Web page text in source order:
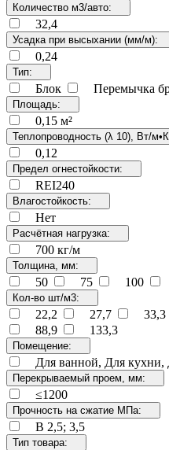
Количество м3/авто:
32,4
Усадка при высыхании (мм/м):
0,24
Тип:
Блок Перемычка
Площадь:
0,15 м²
Теплопроводность (λ 10), Вт/
0,12
Предел огнестойкости:
REI240
Влагостойкость:
Нет
Расчётная нагрузка:
700 кг/м
Толщина, мм:
50 75 100
Кол-во шт/м3:
22,2 27,7 33,3
88,9
133,3
Помещение:
Для ванной, Для кухни,
Перекрываемый проем, мм:
≤1200
Прочность на сжатие МПа:
В 2,5; 3,5
Тип товара: